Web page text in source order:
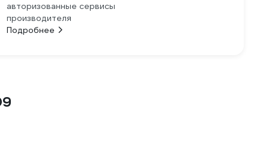
авторизованные сервисы
производителя
Подробнее